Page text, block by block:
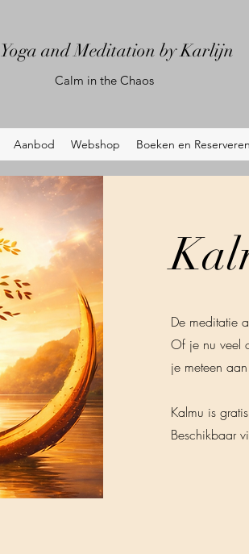
Yoga and Meditation by Karlijn
Calm in the Chaos
Aanbod Webshop Boeken en Reserveren
De meditatie
Of je nu veel
je meteen
Kalmu is
Beschikbaar